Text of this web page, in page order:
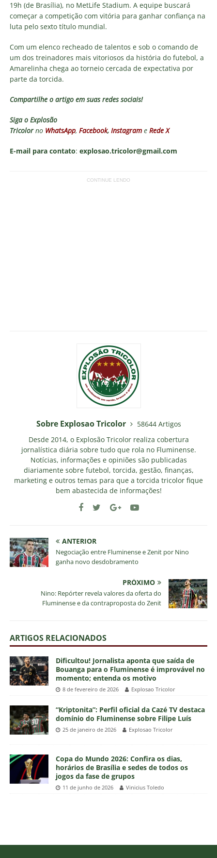
19h (de Brasília), no MetLife Stadium. A equipe buscará
começar a competição com vitória para ganhar confiança na
luta pelo sexto título mundial.
Com um elenco recheado de talentos e sob o comando de
um dos treinadores mais vitoriosos da história do futebol, a
Amarelinha chega ao torneio cercada de expectativa por
parte da torcida.
Compartilhe o artigo em suas redes sociais!
Siga o Explosão
Tricolorno WhatsApp, Facebook, Instagram e Rede X
E-mail para contato: explosao.tricolor@gmail.com
CONTINUE LENDO
Sobre Explosao Tricolor
58644 Artigos
Desde 2014, o Explosão Tricolor realiza cobertura
jornalística diária sobre tudo que rola no Fluminense.
Notícias, informações e opiniões são publicadas
diariamente sobre futebol, torcida, gestão, finanças,
marketing e outros temas para que a torcida tricolor fique
bem abastecida de informações!
ANTERIOR
Negociação entre Fluminense e Zenit por Nino
ganha novo desdobramento
PRÓXIMO
Nino: Repórter revela valores da oferta do
Fluminense e da contraproposta do Zenit
ARTIGOS RELACIONADOS
Dificultou! Jornalista aponta que saída de
Bouanga para o Fluminense é improvável no
momento; entenda os motivo
8 de fevereiro de 2026 Explosao Tricolor
“Kriptonita”: Perfil oficial da Cazé TV destaca
domínio do Fluminense sobre Filipe Luís
25 de janeiro de 2026 Explosao Tricolor
Copa do Mundo 2026: Confira os dias,
horários de Brasília e sedes de todos os
jogos da fase de grupos
11 de junho de 2026 Vinicius Toledo